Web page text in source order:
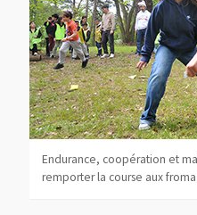
Endurance, coopération et
remporter la course aux